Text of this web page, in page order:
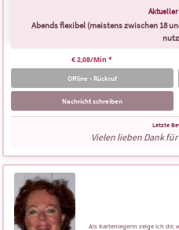
Vielen lieben Dank
Offline - Rückruf
€ 2,08/Min *
Nachricht schreiben
Abends flexibel (meistens zwischen 18
Als Kartenlegerin zeige ich dir,